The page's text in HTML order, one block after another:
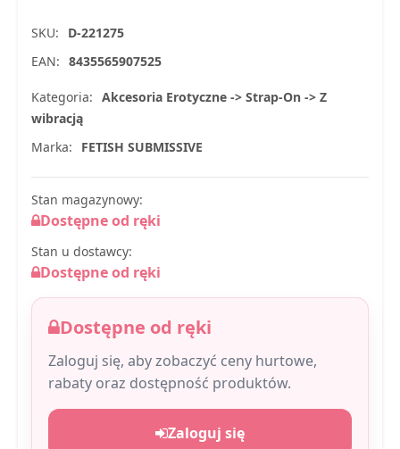
SKU:
D-221275
EAN: 8435565907525
Kategoria: Akcesoria Erotyczne -> Strap-On -> Z
wibracją
Marka:
FETISH SUBMISSIVE
Stan magazynowy:
Dostępne od ręki
Stan u dostawcy:
Dostępne od ręki
Dostępne od ręki
Zaloguj się, aby zobaczyć ceny hurtowe,
rabaty oraz dostępność produktów.
Zaloguj się